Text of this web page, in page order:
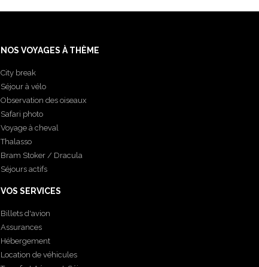
NOS VOYAGES À THÈME
City break
Séjour à vélo
Observation des oiseaux
Safari photo
Voyage à cheval
Thalasso
Bram Stoker / Dracula
Séjours actifs
VOS SERVICES
Billets d'avion
Assurances
Hébergement
Location de véhicules